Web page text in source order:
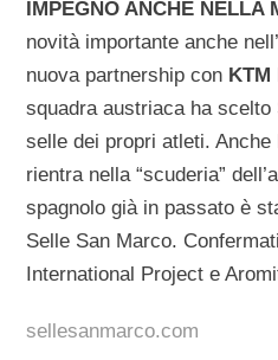
IMPEGNO ANCHE NELLA
novità importante anche
nuova partnership con
squadra austriaca ha
selle dei propri atleti. Anche
rientra nella “scuderia”
spagnolo già in passato è
Selle San Marco.
International Project e
sellesanmarco.com